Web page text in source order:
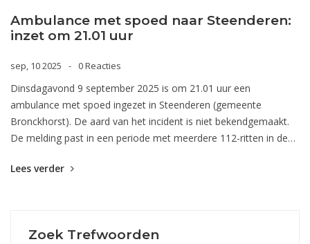
Ambulance met spoed naar Steenderen:
inzet om 21.01 uur
sep, 10 2025 0 Reacties
Dinsdagavond 9 september 2025 is om 21.01 uur een
ambulance met spoed ingezet in Steenderen (gemeente
Bronckhorst). De aard van het incident is niet bekendgemaakt.
De melding past in een periode met meerdere 112-ritten in de
Lees verder
Zoek Trefwoorden